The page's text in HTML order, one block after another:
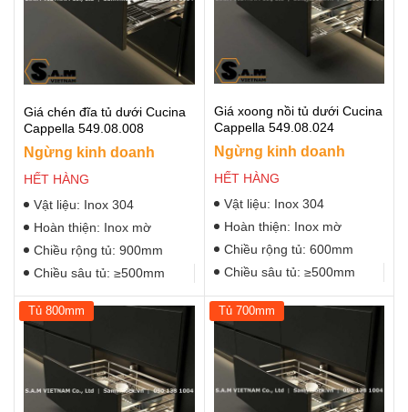
Giá chén đĩa tủ dưới Cucina
Cappella 549.08.008
Ngừng kinh doanh
HẾT HÀNG
Vật liệu: Inox 304
Hoàn thiện: Inox mờ
Chiều rộng tủ: 900mm
Chiều sâu tủ: ≥500mm
Giá xoong nồi tủ dưới Cucina
Cappella 549.08.024
Ngừng kinh doanh
HẾT HÀNG
Vật liệu: Inox 304
Hoàn thiện: Inox mờ
Chiều rộng tủ: 600mm
Chiều sâu tủ: ≥500mm
Tủ 800mm Tủ 700mm